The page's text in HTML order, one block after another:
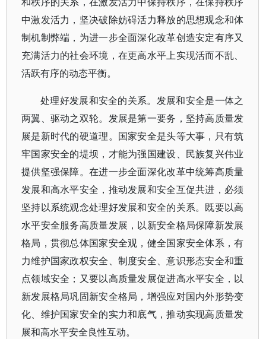
中激发活力，坚决破除妨碍活力释放的思想观念和体
制机制弊端，为进一步全面深化改革创造安定有序又
充满活力的社会环境，在更高水平上实现活而不乱、
活跃有序的动态平衡。
处理好发展和安全的关系。发展和安全是一体之
两翼、驱动之双轮。发展是第一要务，坚持高质量发
展是新时代的硬道理。国家安全是头等大事，只有筑
牢国家安全的堤坝，才能为强国建设、民族复兴伟业
提供坚强保障。在进一步全面深化改革中统筹高质量
发展和高水平安全，推动发展和安全互促共进，必须
坚持以系统观念处理好发展和安全的关系。既要以高
水平安全服务高质量发展，以新安全格局保障新发展
格局，贯彻总体国家安全观，健全国家安全体系，有
力维护国家政权安全、制度安全、意识形态安全和重
点领域安全；又要以高质量发展促进高水平安全，以
新发展格局巩固新安全格局，增强应对国内外形势变
化、维护国家安全的实力和底气，推动实现高质量发
展和高水平安全良性互动。